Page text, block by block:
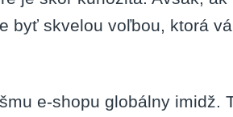
byť skvelou voľbou, ktorá
e-shopu globálny imidž.